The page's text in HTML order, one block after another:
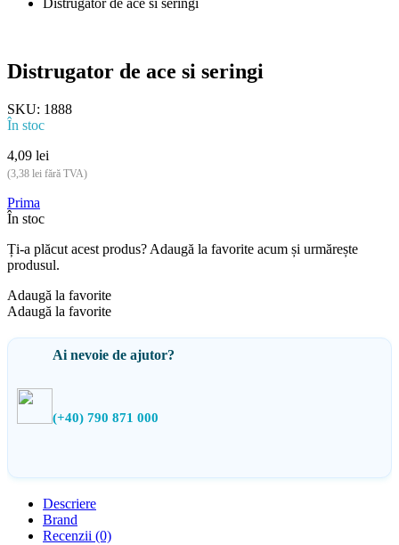
Distrugator de ace si seringi
Distrugator de ace si seringi
SKU: 1888
În stoc
4,09 lei
(3,38 lei fără TVA)
Prima
În stoc
Ți-a plăcut acest produs? Adaugă la favorite acum și urmărește
produsul.
Adaugă la favorite
Adaugă la favorite
Ai nevoie de ajutor?
(+40) 790 871 000
Descriere
Brand
Recenzii (0)